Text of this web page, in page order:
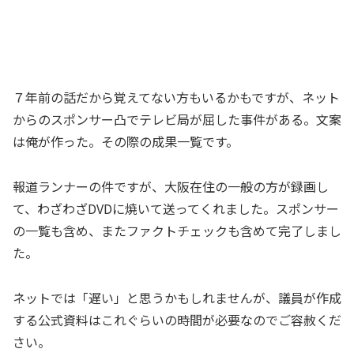
７年前の話だから覚えてない方もいるかもですが、ネット
からのスポンサー凸でテレビ局が屈した事件がある。文案
は俺が作った。その際の成果一覧です。
報道ランナーの件ですが、大阪在住の一般の方が録画し
て、わざわざDVDに焼いて送ってくれました。スポンサー
の一覧も含め、またファクトチェックも含めて完了しまし
た。
ネットでは「遅い」と思うかもしれませんが、議員が作成
する公式資料はこれぐらいの時間が必要なのでご容赦くだ
さい。